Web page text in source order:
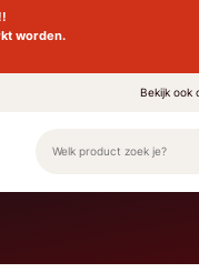
worden.
Bekijk ook